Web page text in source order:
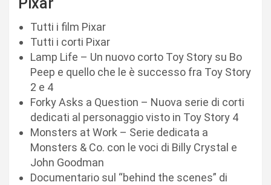
Tutti i film Pixar
Tutti i corti Pixar
Lamp Life – Un nuovo corto Toy Story su Bo
Peep e quello che le è successo fra Toy Story
2 e 4
Forky Asks a Question – Nuova serie di corti
dedicati al personaggio visto in Toy Story 4
Monsters at Work – Serie dedicata a
Monsters & Co. con le voci di Billy Crystal e
John Goodman
Documentario sul “behind the scenes” di